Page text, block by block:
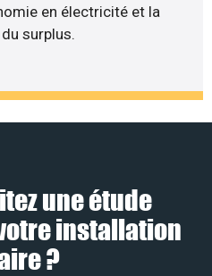
en électricité et la
surplus.
une étude
installation
?